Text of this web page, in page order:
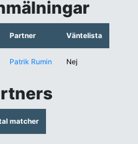
Partner Väntelista
Patrik Rumin Nej
matcher